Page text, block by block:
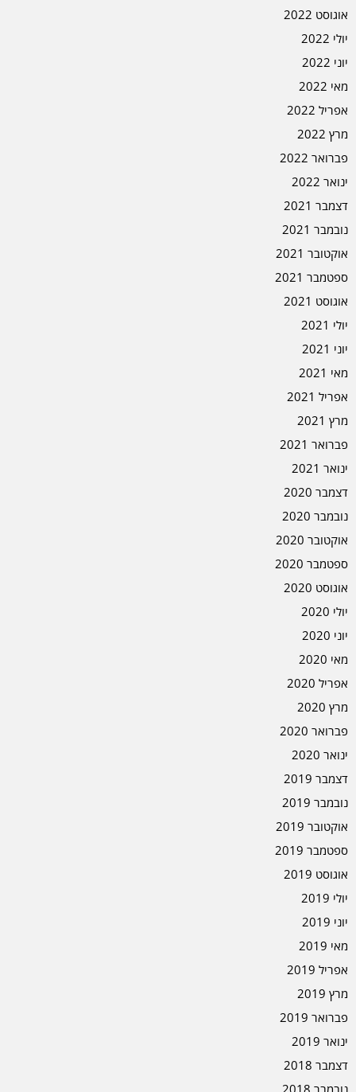
אוגוסט 2022
יולי 2022
יוני 2022
מאי 2022
אפריל 2022
מרץ 2022
פברואר 2022
ינואר 2022
דצמבר 2021
נובמבר 2021
אוקטובר 2021
ספטמבר 2021
אוגוסט 2021
יולי 2021
יוני 2021
מאי 2021
אפריל 2021
מרץ 2021
פברואר 2021
ינואר 2021
דצמבר 2020
נובמבר 2020
אוקטובר 2020
ספטמבר 2020
אוגוסט 2020
יולי 2020
יוני 2020
מאי 2020
אפריל 2020
מרץ 2020
פברואר 2020
ינואר 2020
דצמבר 2019
נובמבר 2019
אוקטובר 2019
ספטמבר 2019
אוגוסט 2019
יולי 2019
יוני 2019
מאי 2019
אפריל 2019
מרץ 2019
פברואר 2019
ינואר 2019
דצמבר 2018